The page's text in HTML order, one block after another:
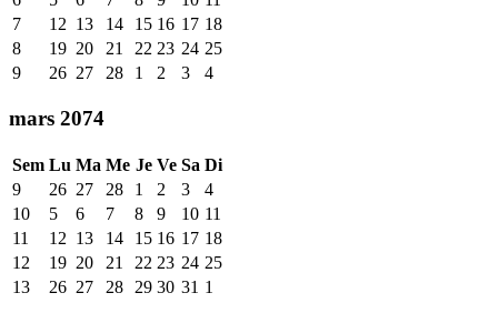
7
12 13 14 15 16 17 18
8
19 20 21 22 23 24 25
9
26 27 28 1 2 3 4
mars 2074
Sem Lu Ma Me Je Ve Sa Di
9
26 27 28 1 2 3
4
10
5 6 7 8 9 10 11
11
12 13 14 15 16 17 18
12
19 20 21 22 23 24 25
13
26 27 28 29 30 31 1